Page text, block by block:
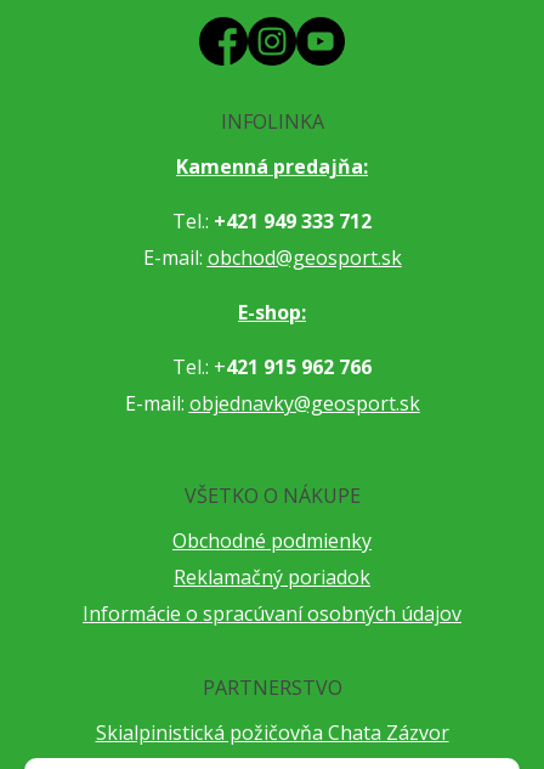
INFOLINKA
Kamenná predajňa:
Tel.: +421 949 333 712
E-mail: obchod@geosport.sk
E-shop:
Tel.: +421 915 962 766
E-mail: objednavky@geosport.sk
VŠETKO O NÁKUPE
Obchodné podmienky
Reklamačný poriadok
Informácie o spracúvaní osobných údajov
PARTNERSTVO
Skialpinistická požičovňa Chata Zázvor